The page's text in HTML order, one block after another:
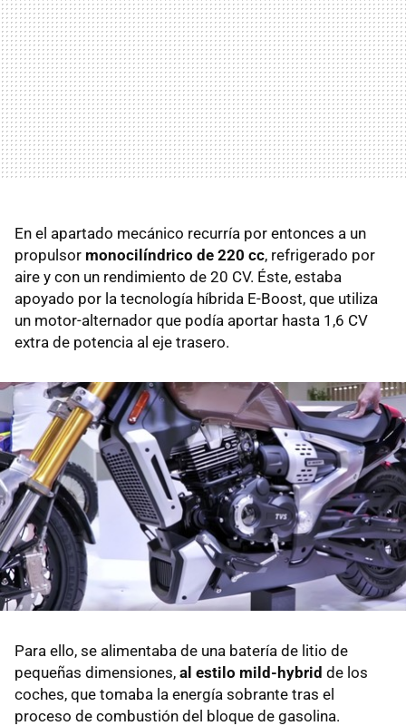
En el apartado mecánico recurría por entonces a un
propulsor monocilíndrico de 220 cc, refrigerado por
aire y con un rendimiento de 20 CV. Éste, estaba
apoyado por la tecnología híbrida E-Boost, que utiliza
un motor-alternador que podía aportar hasta 1,6 CV
extra de potencia al eje trasero.
Para ello, se alimentaba de una batería de litio de
pequeñas dimensiones, al estilo mild-hybrid de los
coches, que tomaba la energía sobrante tras el
proceso de combustión del bloque de gasolina.